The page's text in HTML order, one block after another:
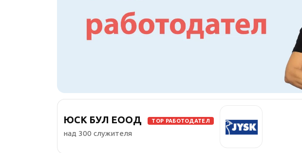
ЮСК БУЛ ЕООД TOP РАБОТОДАТЕЛ
над 300 служителя